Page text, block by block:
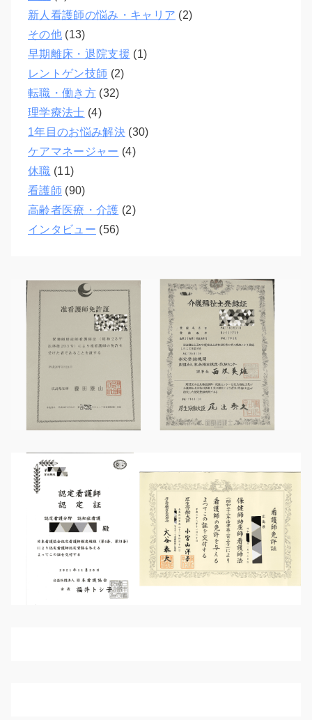
新人看護師の悩み・キャリア (2)
その他(13)
早期離床・退院支援 (1)
レントゲン技師 (2)
転職・働き方(32)
理学療法士 (4)
1年目のお悩み解決(30)
ケアマネージャー (4)
休職 (11)
看護師 (90)
高齢者医療・介護 (2)
インタビュー (56)